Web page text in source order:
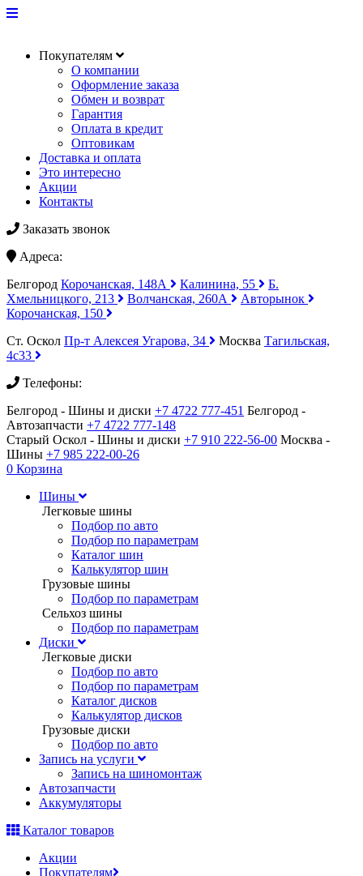
Покупателям
О компании
Оформление заказа
Обмен и возврат
Гарантия
Оплата в кредит
Оптовикам
Доставка и оплата
Это интересно
Акции
Контакты
Заказать звонок
Адреса:
Белгород Корочанская, 148А Калинина, 55
Б.
Хмельницкого, 213
Волчанская, 260А
Авторынок
Корочанская, 150
Ст. Оскол Пр-т Алексея Угарова, 34 Москва Тагильская,
4с33
Телефоны:
Белгород - Шины и диски +7 4722 777-451 Белгород -
Автозапчасти +7 4722 777-148
Старый Оскол - Шины и диски +7 910 222-56-00 Москва -
Шины +7 985 222-00-26
0 Корзина
Шины
Легковые шины
Подбор по авто
Подбор по параметрам
Каталог шин
Калькулятор шин
Грузовые шины
Подбор по параметрам
Сельхоз шины
Подбор по параметрам
Диски
Легковые диски
Подбор по авто
Подбор по параметрам
Каталог дисков
Калькулятор дисков
Грузовые диски
Подбор по авто
Запись на услуги
Запись на шиномонтаж
Автозапчасти
Аккумуляторы
Каталог товаров
Акции
Покупателям